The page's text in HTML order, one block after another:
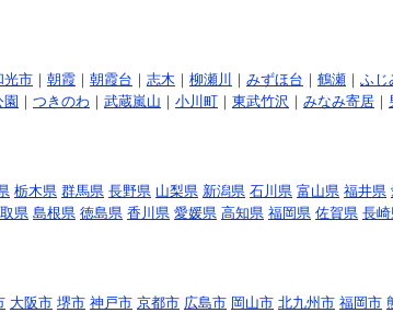
光市 ｜ 朝霞 ｜ 朝霞台 ｜ 志木 ｜ 柳瀬川 ｜ みずほ台 ｜ 鶴瀬 ｜ ふじ
園 ｜ つきのわ ｜ 武蔵嵐山 ｜ 小川町 ｜ 東武竹沢 ｜ みなみ寄居 ｜
栃木県 群馬県 長野県 山梨県 新潟県 石川県 富山県 福井県
県 島根県 徳島県 香川県 愛媛県 高知県 福岡県 佐賀県 長
大阪市 堺市 神戸市 京都市 広島市 岡山市 北九州市 福岡市